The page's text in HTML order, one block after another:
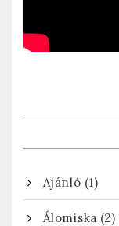
Ajánló (1)
Álomiska (2)